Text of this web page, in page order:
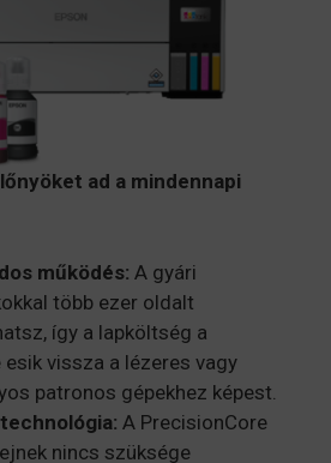
ad a mindennapi
működés: A gyári
több ezer oldalt
így a lapköltség a
vissza a lézeres vagy
patronos gépekhez képest.
A PrecisionCore
nincs szüksége